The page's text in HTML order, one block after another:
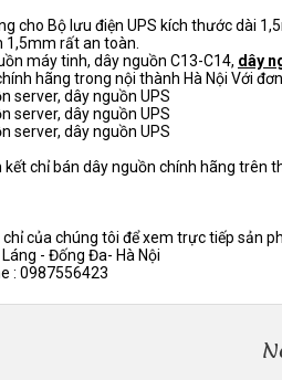
cho Bộ lưu điện UPS kích thước dài
1,5mm rất an toàn.
máy tinh, dây nguồn C13-C14, dây
hãng trong nội thành Hà Nội Với
kết chỉ bán dây nguồn chính hãng trên
của chúng tôi để xem trực tiếp sản
- Đống Đa- Hà Nội
: 0987556423